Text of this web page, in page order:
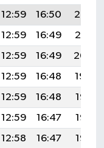
12:59 16:50
20:02
12:59 16:49
20:01
12:59 16:49
20:00
12:59 16:48
19:59
12:59 16:48
19:57
12:59 16:47
19:56
12:58 16:47
19:55